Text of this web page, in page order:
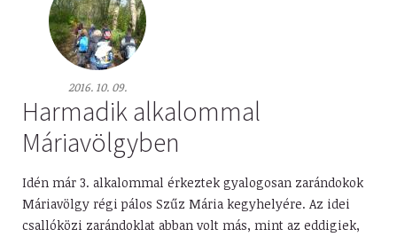
2016. 10. 09.
Harmadik alkalommal
Máriavölgyben
Idén már 3. alkalommal érkeztek gyalogosan zarándokok
Máriavölgy régi pálos Szűz Mária kegyhelyére. Az idei
csallóközi zarándoklat abban volt más, mint az eddigiek,